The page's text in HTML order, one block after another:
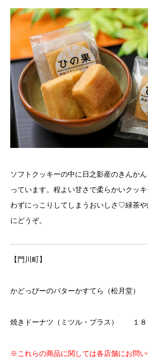
ソフトクッキーの中に日之影産のきんか
っています。程よい甘さで柔らかいクッ
わずにっこりしてしまうおいしさ♡緑茶
にどうぞ。
【門川町】
かどっぴーのバターかすてら（松月堂）
焼きドーナツ（ミツル・プラス） １８
※これらの商品に関しては各店舗にお問い